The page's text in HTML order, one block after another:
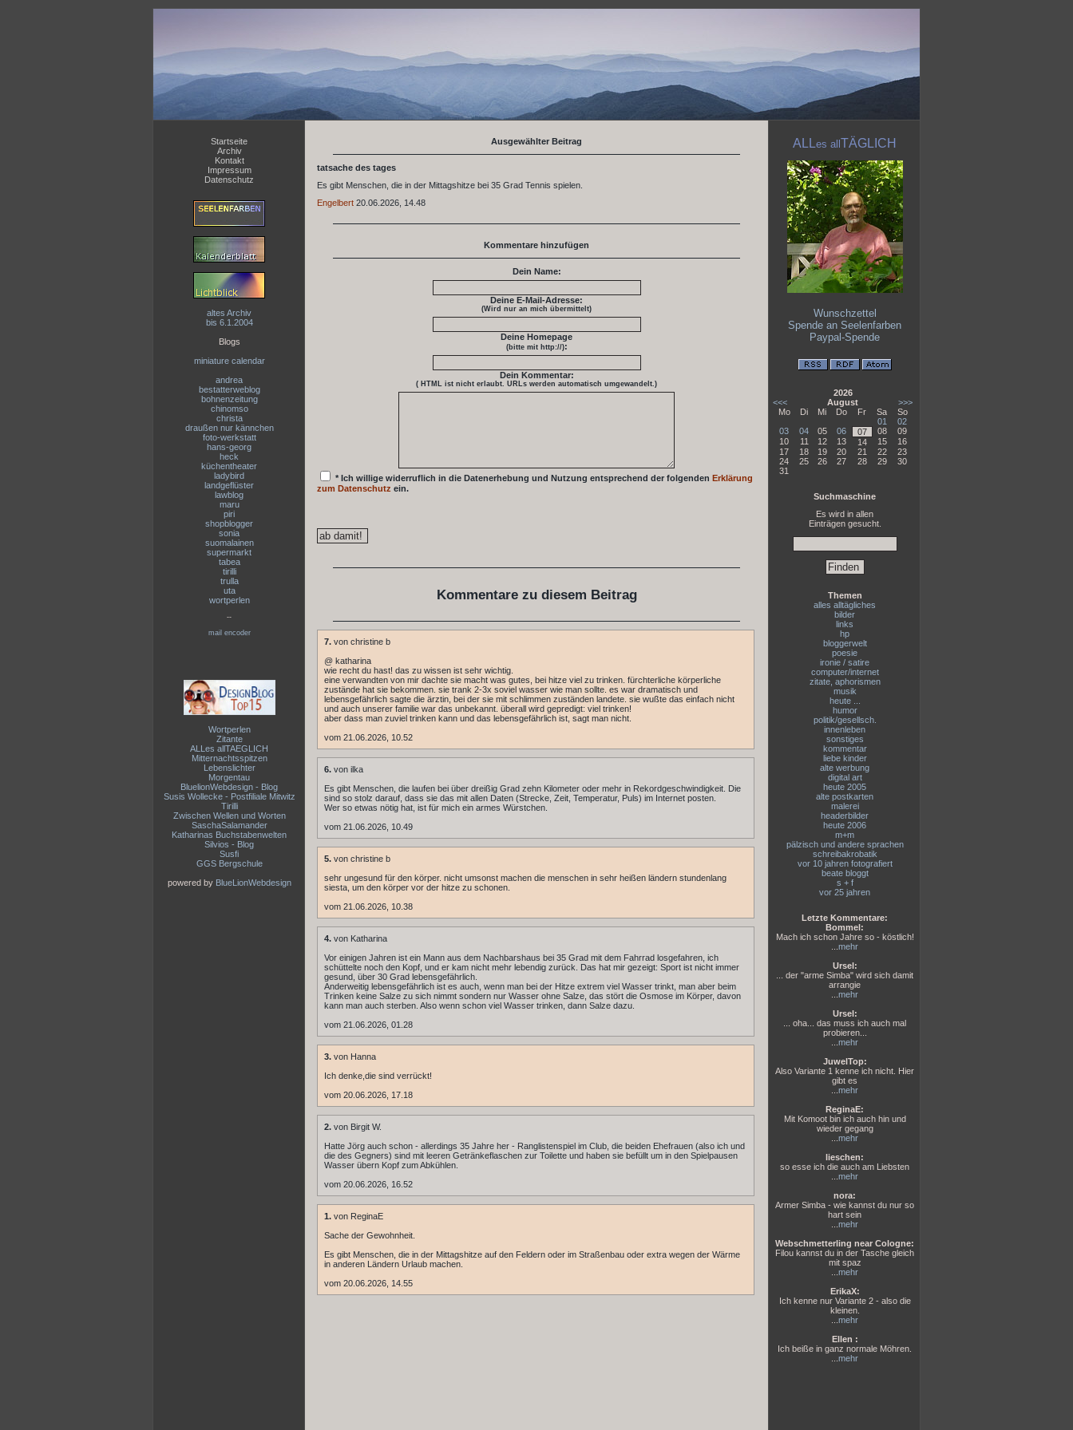
Startseite
Archiv
Kontakt
Impressum
Datenschutz
altes Archiv
bis 6.1.2004
Blogs
miniature calendar
andrea
bestatterweblog
bohnenzeitung
chinomso
christa
draußen nur kännchen
foto-werkstatt
hans-georg
heck
küchentheater
ladybird
landgeflüster
lawblog
maru
piri
shopblogger
sonia
suomalainen
supermarkt
tabea
tirilli
trulla
uta
wortperlen
--
mail encoder
Wortperlen
Zitante
ALLes allTAEGLICH
Mitternachtsspitzen
Lebenslichter
Morgentau
BluelionWebdesign - Blog
Susis Wollecke - Postfiliale Mitwitz
Tirilli
Zwischen Wellen und Worten
SaschaSalamander
Katharinas Buchstabenwelten
Silvios - Blog
Susfi
GGS Bergschule
powered by BlueLionWebdesign
Ausgewählter Beitrag
tatsache des tages
Es gibt Menschen, die in der Mittagshitze bei 35 Grad Tennis spielen.
Engelbert 20.06.2026, 14.48
Kommentare hinzufügen
Dein Name:
Deine E-Mail-Adresse:
(Wird nur an mich übermittelt)
Deine Homepage
(bitte mit http://):
Dein Kommentar:
( HTML ist nicht erlaubt. URLs werden automatisch umgewandelt.)
* Ich willige widerruflich in die Datenerhebung und Nutzung entsprechend der folgenden Erklärung
zum Datenschutz ein.
Kommentare zu diesem Beitrag
7. von christine b
@ katharina
wie recht du hast! das zu wissen ist sehr wichtig.
eine verwandten von mir dachte sie macht was gutes, bei hitze viel zu trinken. fürchterliche körperliche
zustände hat sie bekommen. sie trank 2-3x soviel wasser wie man sollte. es war dramatisch und
lebensgefährlich sagte die ärztin, bei der sie mit schlimmen zuständen landete. sie wußte das einfach nicht
und auch unserer familie war das unbekannt. überall wird gepredigt: viel trinken!
aber dass man zuviel trinken kann und das lebensgefährlich ist, sagt man nicht.
vom 21.06.2026, 10.52
6. von ilka
Es gibt Menschen, die laufen bei über dreißig Grad zehn Kilometer oder mehr in Rekordgeschwindigkeit. Die
sind so stolz darauf, dass sie das mit allen Daten (Strecke, Zeit, Temperatur, Puls) im Internet posten.
Wer so etwas nötig hat, ist für mich ein armes Würstchen.
vom 21.06.2026, 10.49
5. von christine b
sehr ungesund für den körper. nicht umsonst machen die menschen in sehr heißen ländern stundenlang
siesta, um den körper vor der hitze zu schonen.
vom 21.06.2026, 10.38
4. von Katharina
Vor einigen Jahren ist ein Mann aus dem Nachbarshaus bei 35 Grad mit dem Fahrrad losgefahren, ich
schüttelte noch den Kopf, und er kam nicht mehr lebendig zurück. Das hat mir gezeigt: Sport ist nicht immer
gesund, über 30 Grad lebensgefährlich.
Anderweitig lebensgefährlich ist es auch, wenn man bei der Hitze extrem viel Wasser trinkt, man aber beim
Trinken keine Salze zu sich nimmt sondern nur Wasser ohne Salze, das stört die Osmose im Körper, davon
kann man auch sterben. Also wenn schon viel Wasser trinken, dann Salze dazu.
vom 21.06.2026, 01.28
3. von Hanna
Ich denke,die sind verrückt!
vom 20.06.2026, 17.18
2. von Birgit W.
Hatte Jörg auch schon - allerdings 35 Jahre her - Ranglistenspiel im Club, die beiden Ehefrauen (also ich und
die des Gegners) sind mit leeren Getränkeflaschen zur Toilette und haben sie befüllt um in den Spielpausen
Wasser übern Kopf zum Abkühlen.
vom 20.06.2026, 16.52
1. von ReginaE
Sache der Gewohnheit.
Es gibt Menschen, die in der Mittagshitze auf den Feldern oder im Straßenbau oder extra wegen der Wärme
in anderen Ländern Urlaub machen.
vom 20.06.2026, 14.55
ALLes all TÄGLICH
Wunschzettel
Spende an Seelenfarben
Paypal-Spende
2026
<<<
August
>>>
Mo
Di Mi Do Fr Sa
So
01
02
03
04 05 06 07 08
09
10
11 12 13 14 15
16
17
18 19 20 21 22
23
24
25 26 27 28 29
30
31
Suchmaschine
Es wird in allen
Einträgen gesucht.
Themen
alles alltägliches
bilder
links
hp
bloggerwelt
poesie
ironie / satire
computer/internet
zitate, aphorismen
musik
heute ...
humor
politik/gesellsch.
innenleben
sonstiges
kommentar
liebe kinder
alte werbung
digital art
heute 2005
alte postkarten
malerei
headerbilder
heute 2006
m+m
pälzisch und andere sprachen
schreibakrobatik
vor 10 jahren fotografiert
beate bloggt
s + f
vor 25 jahren
Letzte Kommentare:
Bommel:
Mach ich schon Jahre so - köstlich!
mehr
Ursel:
... der "arme Simba" wird sich damit
arrangie
mehr
Ursel:
... oha... das muss ich auch mal
probieren...
mehr
JuwelTop:
Also Variante 1 kenne ich nicht. Hier
gibt es
mehr
ReginaE:
Mit Komoot bin ich auch hin und
wieder gegang
mehr
lieschen:
so esse ich die auch am Liebsten
mehr
nora:
Armer Simba - wie kannst du nur so
hart sein
mehr
Webschmetterling near Cologne:
Filou kannst du in der Tasche gleich
mit spaz
mehr
ErikaX:
Ich kenne nur Variante 2 - also die
kleinen.
mehr
Ellen :
Ich beiße in ganz normale Möhren.
mehr